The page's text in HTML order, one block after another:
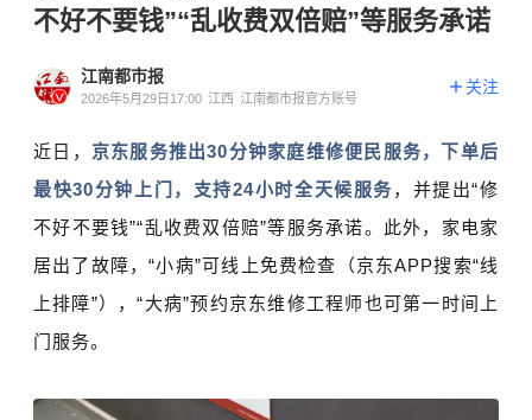
不好不要钱”“乱收费双倍赔”等服务承诺
江南都市报
2026年5月29日17:00 江西 江南都市报官方账号
关注
近日 ， 京东服务推出30分钟家庭维修便民服务，下单后
最快30分钟上门，支持24小时全天候服务 ，并提出“修
不好不要钱”“乱收费双倍赔”等服务承诺。此外，家电家
居出了故障，“小病”可线上免费检查（京东APP搜索“线
上排障”），“大病”预约京东维修工程师也可第一时间上
门服务。